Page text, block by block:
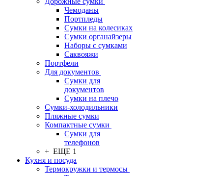
Чемоданы
Портпледы
Сумки на колесиках
Сумки органайзеры
Наборы с сумками
Саквояжи
Портфели
Для документов
Сумки для
документов
Сумки на плечо
Сумки-холодильники
Пляжные сумки
Компактные сумки
Сумки для
телефонов
+ ЕЩЕ 1
Кухня и посуда
Термокружки и термосы